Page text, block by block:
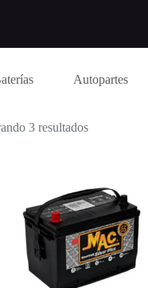
Autopartes
3 resultados